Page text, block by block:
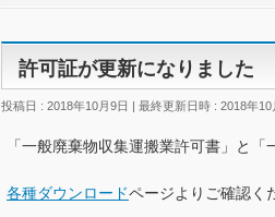
許可証が更新になりました
投稿日 : 2018年10月9日 最終更新日時 : 2018年10
「一般廃棄物収集運搬業許可書」と
各種ダウンロードページよりご確認く